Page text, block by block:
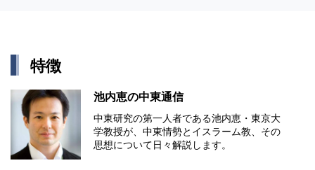
特徴
池内恵の中東通信
中東研究の第⼀⼈者である池内恵・東京⼤
学教授が、中東情勢とイスラーム教、その
思想について⽇々解説します。